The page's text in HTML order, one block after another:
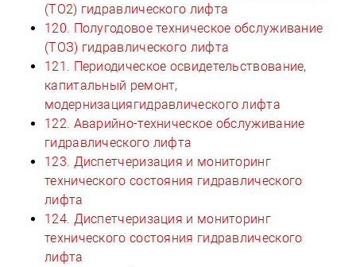
(ТО2) гидравлического лифта
120. Полугодовое техническое обслуживание
(ТОЗ) гидравлического лифта
121. Периодическое освидетельствование,
капитальный ремонт,
модернизациягидравлического лифта
122. Аварийно-техническое обслуживание
гидравлического лифта
123. Диспетчеризация и мониторинг
технического состояния гидравлического
лифта
124. Диспетчеризация и мониторинг
технического состояния гидравлического
лифта